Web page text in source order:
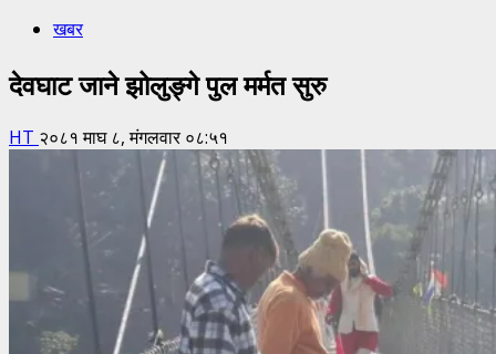
खबर
देवघाट जाने झोलुङ्गे पुल मर्मत सुरु
HT २०८१ माघ ८, मंगलवार ०८:५१